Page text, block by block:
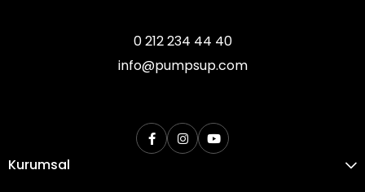
0 212 234 44 40
info@pumpsup.com
Kurumsal